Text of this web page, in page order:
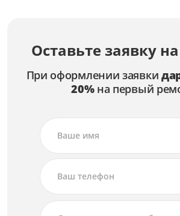
Ремонт лампы
Оставьте заявку
При оформлении заявки
20%на первый